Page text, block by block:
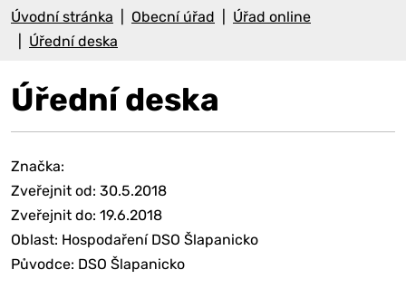
Úvodní stránka Obecní úřad
Úřad online
Úřední deska
Úřední deska
Značka:
Zveřejnit od: 30.5.2018
Zveřejnit do: 19.6.2018
Oblast: Hospodaření DSO Šlapanicko
Původce: DSO Šlapanicko